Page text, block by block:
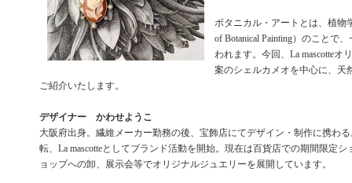
ボタニカル・アートとは、植物
of Botanical Painting）のことで
われます。今回、La mascotteオ
案のシェルカメオを中心に、天
ご紹介いたします。
デザイナー かわせようこ
大阪府出身。繊維メーカー勤務の後、宝飾店にてデザイン・制作に携わ
転、La mascotteとしてブランド活動を開始。現在は百貨店での期間限定
ョップへの卸、展示会等でオリジナルジュエリーを展開しています。